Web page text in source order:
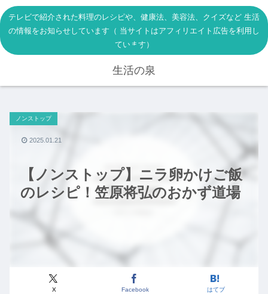
テレビで紹介された料理のレシピや、健康法、美容法、クイズなど 生活
の情報をお知らせしています（ 当サイトはアフィリエイト広告を利用し
ています）
生活の泉
【ノンストップ】ニラ卵かけご飯
のレシピ！笠原将弘のおかず道場
ノンストップ
X Facebook はてブ
2025.01.21